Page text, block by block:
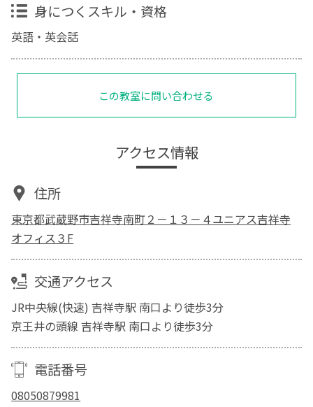
身につくスキル・資格
英語・英会話
この教室に問い合わせる
アクセス情報
住所
東京都武蔵野市吉祥寺南町２－１３－４ユニアス吉祥寺
オフィス３F
交通アクセス
JR中央線(快速) 吉祥寺駅 南口より徒歩3分
京王井の頭線 吉祥寺駅 南口より徒歩3分
電話番号
08050879981